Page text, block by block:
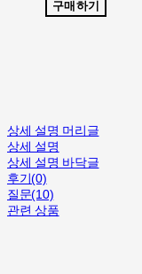
구매하기
상세 설명 머리글
상세 설명
상세 설명 바닥글
후기(0)
질문(10)
관련 상품